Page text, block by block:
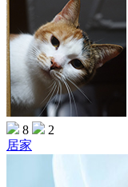
8
2
居家